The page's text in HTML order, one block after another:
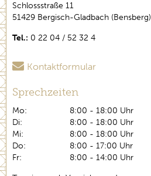
Schlossstraße 11
51429 Bergisch-Gladbach (Bensberg)
Tel.: 0 22 04 / 52 32 4
Kontaktformular
Sprechzeiten
Mo:
8:00 - 18:00 Uhr
Di:
8:00 - 18:00 Uhr
Mi:
8:00 - 18:00 Uhr
Do:
8:00 - 17:00 Uhr
Fr:
8:00 - 14:00 Uhr